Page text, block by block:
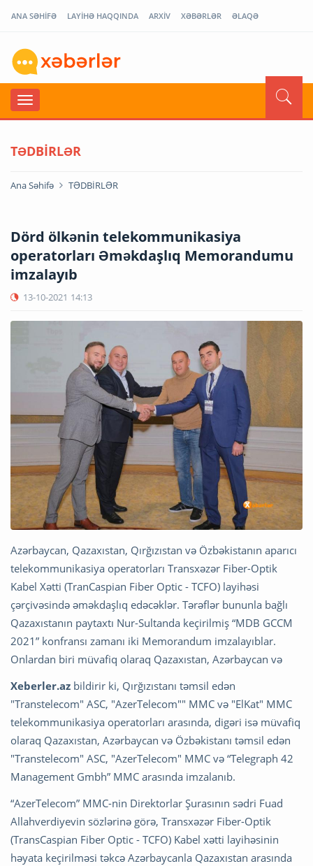
ANA SƏHİFƏ LAYİHƏ HAQQINDA ARXİV XƏBƏRLƏR ƏLAQƏ
TƏDBİRLƏR
Ana Səhifə TƏDBİRLƏR
Dörd ölkənin telekommunikasiya
operatorları Əməkdaşlıq Memorandumu
imzalayıb
13-10-2021 14:13
Azərbaycan, Qazaxıstan, Qırğızıstan və Özbəkistanın aparıcı
telekommunikasiya operatorları Transxəzər Fiber-Optik
Kabel Xətti (TranCaspian Fiber Optic - TCFO) layihəsi
çərçivəsində əməkdaşlıq edəcəklər. Tərəflər bununla bağlı
Qazaxıstanın paytaxtı Nur-Sultanda keçirilmiş “MDB GCCM
2021” konfransı zamanı iki Memorandum imzalayıblar.
Onlardan biri müvafiq olaraq Qazaxıstan, Azərbaycan və
Xeberler.az bildirir ki, Qırğızıstanı təmsil edən
"Transtelecom" ASC, "AzerTelecom"" MMC və "ElKat" MMC
telekommunikasiya operatorları arasında, digəri isə müvafiq
olaraq Qazaxıstan, Azərbaycan və Özbəkistanı təmsil edən
"Transtelecom" ASC, "AzerTelecom" MMC və “Telegraph 42
Management Gmbh” MMC arasında imzalanıb.
“AzerTelecom” MMC-nin Direktorlar Şurasının sədri Fuad
Allahverdiyevin sözlərinə görə, Transxəzər Fiber-Optik
(TransCaspian Fiber Optic - TCFO) Kabel xətti layihəsinin
həyata keçirilməsi təkcə Azərbaycanla Qazaxıstan arasında